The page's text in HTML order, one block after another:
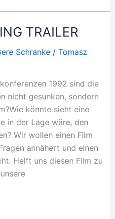
TRAILER
Schranke/ Tomasz
1992 sind die
nicht gesunken, sondern
könnte sieht eine
in der Lage wäre, den
Wir wollen einen Film
annähert und einen
Helft uns diesen Film zu